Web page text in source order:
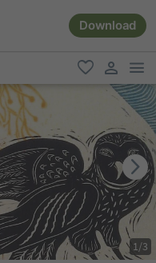
Download
favoriti
user link
1/3